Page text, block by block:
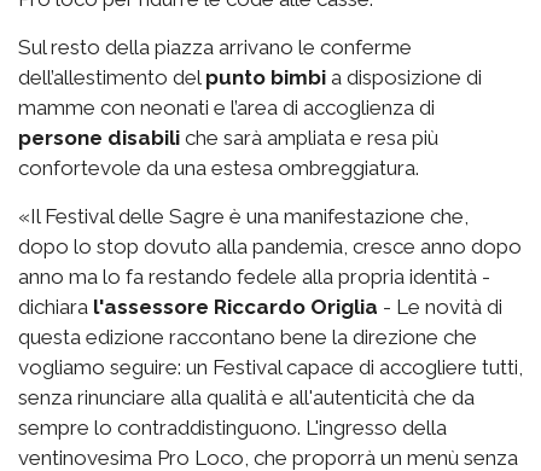
Sul resto della piazza arrivano le conferme
dell’allestimento del punto bimbi a disposizione di
mamme con neonati e l’area di accoglienza di
persone disabili che sarà ampliata e resa più
confortevole da una estesa ombreggiatura.
«Il Festival delle Sagre è una manifestazione che,
dopo lo stop dovuto alla pandemia, cresce anno dopo
anno ma lo fa restando fedele alla propria identità -
dichiara l'assessore Riccardo Origlia - Le novità di
questa edizione raccontano bene la direzione che
vogliamo seguire: un Festival capace di accogliere tutti,
senza rinunciare alla qualità e all'autenticità che da
sempre lo contraddistinguono. L'ingresso della
ventinovesima Pro Loco, che proporrà un menù senza